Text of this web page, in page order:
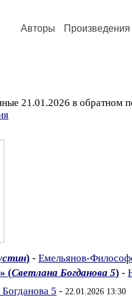
Авторы Произведения
21.01.2026 в обратном
) - Емельянов-
(Светлана Богданова 5) -
5 - 22.01.2026 13:30